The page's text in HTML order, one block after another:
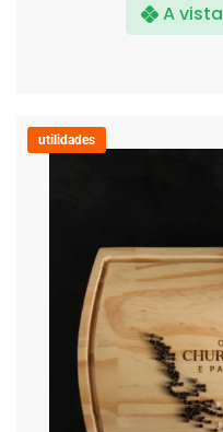
A vista
utilidades